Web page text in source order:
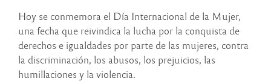
Hoy se conmemora el Día Internacional de la Mujer,
una fecha que reivindica la lucha por la conquista de
derechos e igualdades por parte de las mujeres, contra
la discriminación, los abusos, los prejuicios, las
humillaciones y la violencia.